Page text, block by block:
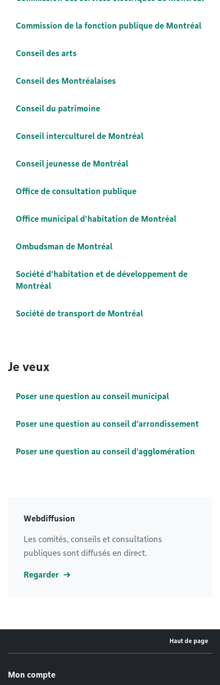
Commission de la fonction publique de Montréal
Conseil des arts
Conseil des Montréalaises
Conseil du patrimoine
Conseil interculturel de Montréal
Conseil jeunesse de Montréal
Office de consultation publique
Office municipal d'habitation de Montréal
Ombudsman de Montréal
Société d'habitation et de développement de
Montréal
Société de transport de Montréal
Je veux
Poser une question au conseil municipal
Poser une question au conseil d’arrondissement
Poser une question au conseil d'agglomération
Webdiffusion
Les comités, conseils et consultations
publiques sont diffusés en direct.
Regarder
Haut de page
Mon compte